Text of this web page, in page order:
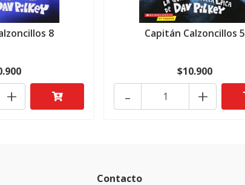
8
+
Capitán Calzoncillos 5
$10.900
+
-
Contacto